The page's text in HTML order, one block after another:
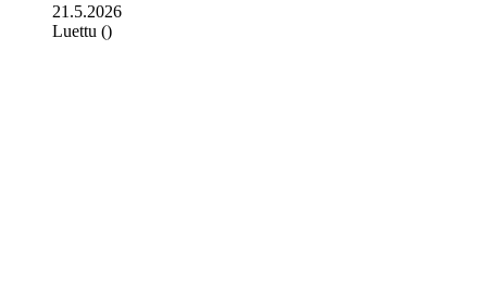
21.5.2026
Luettu ()